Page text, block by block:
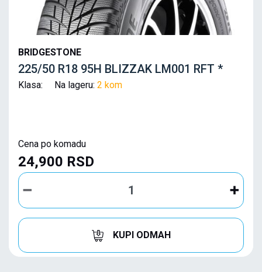
BRIDGESTONE
225/50 R18 95H BLIZZAK LM001 RFT *
Klasa: Na lageru: 2 kom
Cena po komadu
24,900 RSD
KUPI ODMAH